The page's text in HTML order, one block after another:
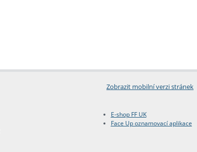
Zobrazit mobilní verzi stránek
E-shop FF UK
Face Up oznamovací aplikace